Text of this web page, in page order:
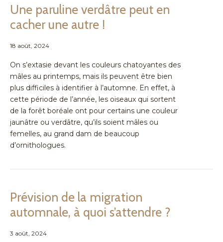
Une paruline verdâtre peut en
cacher une autre !
18 août, 2024
On s’extasie devant les couleurs chatoyantes des
mâles au printemps, mais ils peuvent être bien
plus difficiles à identifier à l’automne. En effet, à
cette période de l’année, les oiseaux qui sortent
de la forêt boréale ont pour certains une couleur
jaunâtre ou verdâtre, qu’ils soient mâles ou
femelles, au grand dam de beaucoup
d’ornithologues.
Prévision de la migration
automnale, à quoi s’attendre ?
3 août, 2024